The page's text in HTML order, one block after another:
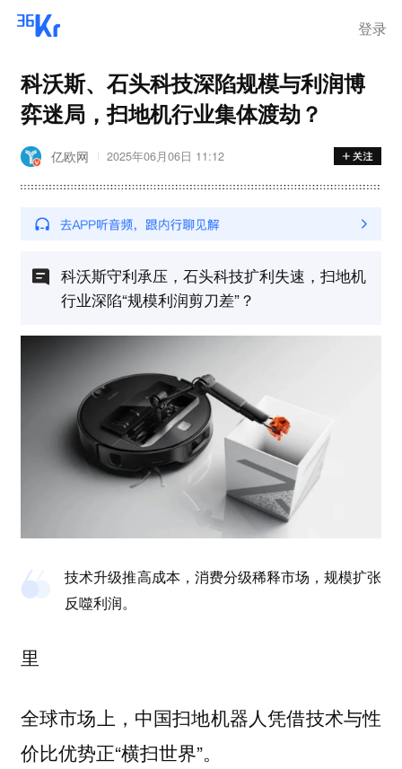
登录
科沃斯、石头科技深陷规模与利润博
弈迷局，扫地机行业集体渡劫？
亿欧网 2025年06月06日 11:12
科沃斯守利承压，石头科技扩利失速，扫地机
行业深陷“规模利润剪刀差”？
技术升级推高成本，消费分级稀释市场，规模扩张
反噬利润。
里
全球市场上，中国扫地机器人凭借技术与性
价比优势正“横扫世界”。